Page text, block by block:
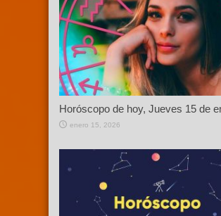
Horóscopo de hoy, Jueves 15 de
enero 15, 2026